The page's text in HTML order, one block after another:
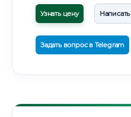
Узнать цену
Задать вопрос в Telegram